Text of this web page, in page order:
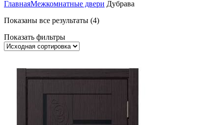
ГлавнаяМежкомнатные двери Дубрава
Показаны все результаты (4)
Показать фильтры